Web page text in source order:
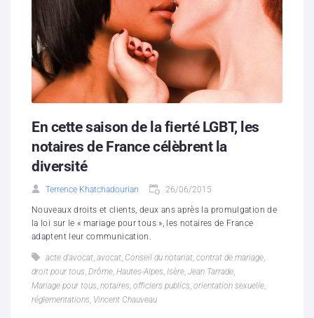
Contacts
Hébergement solidaire
En cette saison de la fierté LGBT, les
notaires de France célèbrent la
diversité
Terrence Khatchadourian 26/06/2015
Nouveaux droits et clients, deux ans après la promulgation de
la loi sur le « mariage pour tous », les notaires de France
adaptent leur communication.
acte d'avocat, avocat, Conseil du notariat, contrat de mariage,
droit pour tous, Drôme, Hautes-Alpes, Isère, Jean Tarrade,
Mariage pour tous, notaires, officiers publics, orientation sexuelle,
réglementations, Vincent Chauveau